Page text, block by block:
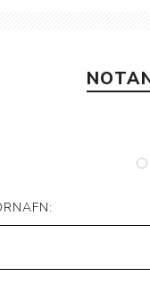
Dýnur
Aukabúnaður